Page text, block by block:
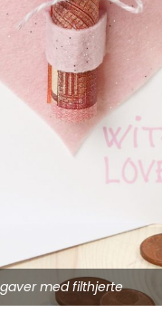
med filthjerte